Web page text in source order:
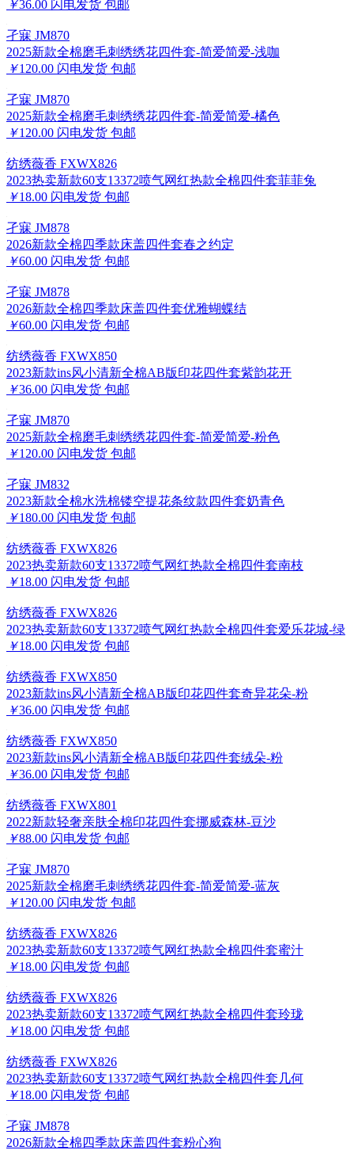
￥36.00 闪电发货 包邮
孑寐 JM870
2025新款全棉磨毛刺绣绣花四件套-简爱简爱-浅咖
￥120.00 闪电发货 包邮
孑寐 JM870
2025新款全棉磨毛刺绣绣花四件套-简爱简爱-橘色
￥120.00 闪电发货 包邮
纺绣薇香 FXWX826
2023热卖新款60支13372喷气网红热款全棉四件套菲菲兔
￥18.00 闪电发货 包邮
孑寐 JM878
2026新款全棉四季款床盖四件套春之约定
￥60.00 闪电发货 包邮
孑寐 JM878
2026新款全棉四季款床盖四件套优雅蝴蝶结
￥60.00 闪电发货 包邮
纺绣薇香 FXWX850
2023新款ins风小清新全棉AB版印花四件套紫韵花开
￥36.00 闪电发货 包邮
孑寐 JM870
2025新款全棉磨毛刺绣绣花四件套-简爱简爱-粉色
￥120.00 闪电发货 包邮
孑寐 JM832
2023新款全棉水洗棉镂空提花条纹款四件套奶青色
￥180.00 闪电发货 包邮
纺绣薇香 FXWX826
2023热卖新款60支13372喷气网红热款全棉四件套南枝
￥18.00 闪电发货 包邮
纺绣薇香 FXWX826
2023热卖新款60支13372喷气网红热款全棉四件套爱乐花城-绿
￥18.00 闪电发货 包邮
纺绣薇香 FXWX850
2023新款ins风小清新全棉AB版印花四件套奇异花朵-粉
￥36.00 闪电发货 包邮
纺绣薇香 FXWX850
2023新款ins风小清新全棉AB版印花四件套绒朵-粉
￥36.00 闪电发货 包邮
纺绣薇香 FXWX801
2022新款轻奢亲肤全棉印花四件套挪威森林-豆沙
￥88.00 闪电发货 包邮
孑寐 JM870
2025新款全棉磨毛刺绣绣花四件套-简爱简爱-蓝灰
￥120.00 闪电发货 包邮
纺绣薇香 FXWX826
2023热卖新款60支13372喷气网红热款全棉四件套蜜汁
￥18.00 闪电发货 包邮
纺绣薇香 FXWX826
2023热卖新款60支13372喷气网红热款全棉四件套玲珑
￥18.00 闪电发货 包邮
纺绣薇香 FXWX826
2023热卖新款60支13372喷气网红热款全棉四件套几何
￥18.00 闪电发货 包邮
孑寐 JM878
2026新款全棉四季款床盖四件套粉心狗